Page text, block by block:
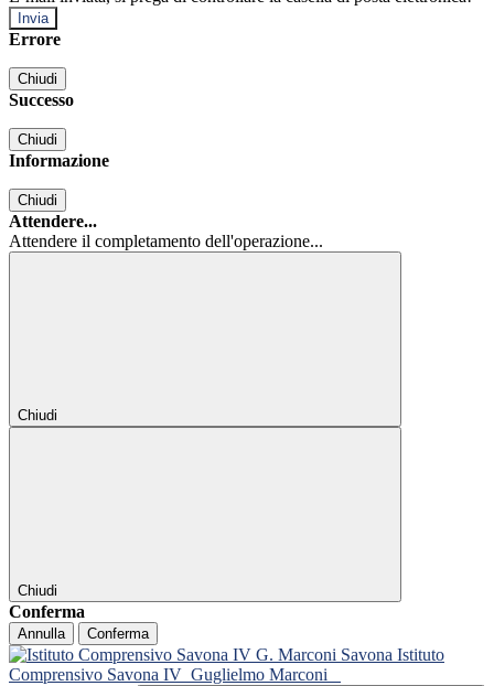
Errore
Chiudi
Successo
Chiudi
Informazione
Chiudi
Attendere...
Attendere il completamento dell'operazione...
Chiudi
Chiudi
Conferma
Annulla Conferma
Istituto
Comprensivo Savona IV Guglielmo Marconi